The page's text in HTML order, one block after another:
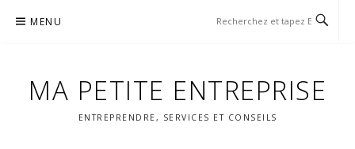
MENU
MA PETITE ENTREPRISE
ENTREPRENDRE, SERVICES ET CONSEILS